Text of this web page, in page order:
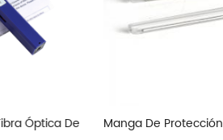
Manga De Protección De Fibra Óptica